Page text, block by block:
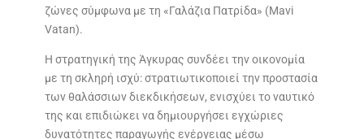
ζώνες σύμφωνα με τη «Γαλάζια Πατρίδα» (Mavi
Vatan).
Η στρατηγική της Άγκυρας συνδέει την οικονομία
με τη σκληρή ισχύ: στρατιωτικοποιεί την προστασία
των θαλάσσιων διεκδικήσεων, ενισχύει το ναυτικό
της και επιδιώκει να δημιουργήσει εγχώριες
δυνατότητες παραγωγής ενέργειας μέσω